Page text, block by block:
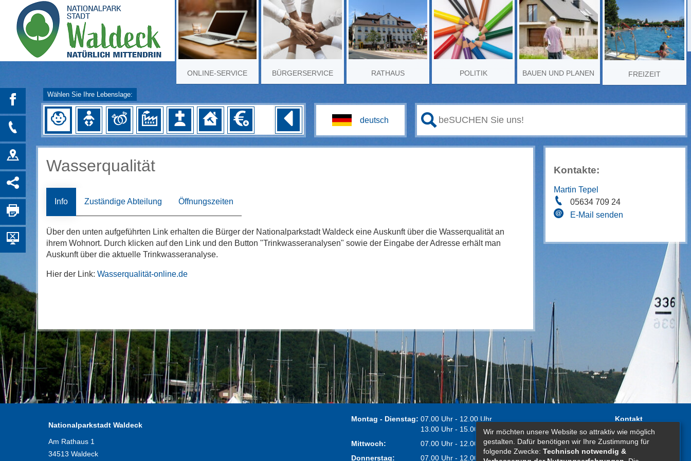
ONLINE-SERVICE BÜRGERSERVICE RATHAUS POLITIK BAUEN UND PLANEN FREIZEIT
Wählen Sie Ihre Lebenslage:
Wasserqualität
Info Zuständige Abteilung Öffnungszeiten
Über den unten aufgeführten Link erhalten die Bürger der Nationalparkstadt Waldeck eine Auskunft über die Wasserqualität an
ihrem Wohnort. Durch klicken auf den Link und den Button "Trinkwasseranalysen" sowie der Eingabe der Adresse erhält man
Auskunft über die aktuelle Trinkwasseranalyse.
Hier der Link: Wasserqualität-online.de
Kontakte:
Martin Tepel
05634 709 24
E-Mail senden
Nationalparkstadt Waldeck
Am Rathaus 1
34513 Waldeck
Montag - Dienstag: 07.00 Uhr - 12.00 Uhr
13.00 Uhr - 15.00 Uhr
Mittwoch:
07.00 Uhr - 12.00 Uhr
Donnerstag:
07.00 Uhr - 12.00 Uhr
Kontakt
Impressum
Erklärung zur
Barrierefreiheit
Wir möchten unsere Website so attraktiv wie möglich
gestalten. Dafür benötigen wir Ihre Zustimmung für
folgende Zwecke: Technisch notwendig &